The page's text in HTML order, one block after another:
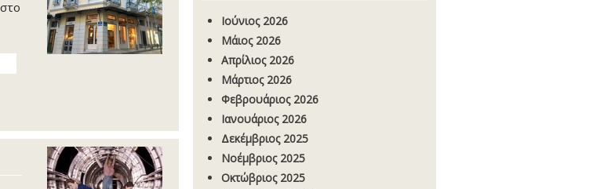
Ιούνιος 2026
Μάιος 2026
Απρίλιος 2026
Μάρτιος 2026
Φεβρουάριος 2026
Ιανουάριος 2026
Δεκέμβριος 2025
Νοέμβριος 2025
Οκτώβριος 2025